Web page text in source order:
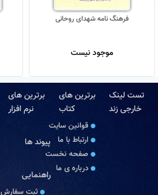
فرهنگ نامه شهدای روحانی
موجود نیست
تست لینک
خارجی زند
برترین های
کتاب
قوانین سایت
ارتباط با ما
صفحه نخست
درباره‏ ی ما
برترین های
نرم افزار
پیوند ها
راهنمایی
ثبت سفارش